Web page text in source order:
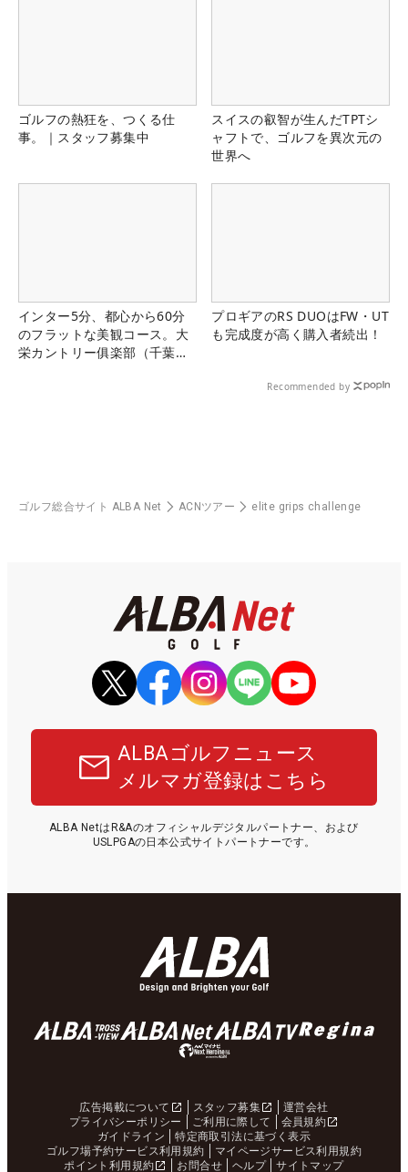
ゴルフの熱狂を、つくる仕
事。｜スタッフ募集中
スイスの叡智が生んだTPTシ
ャフトで、ゴルフを異次元の
世界へ
インター5分、都心から60分
のフラットな美観コース。大
栄カントリー俱楽部（千葉
プロギアのRS DUOはFW・UT
も完成度が高く購入者続出！
Recommended by
ゴルフ総合サイト ALBA Net ACNツアー elite grips challenge
ALBAゴルフニュース
メルマガ登録はこちら
ALBA NetはR&Aのオフィシャルデジタルパートナー、および
USLPGAの日本公式サイトパートナーです。
広告掲載について スタッフ募集
運営会社
プライバシーポリシー
ご利用に際して
会員規約
ガイドライン
特定商取引法に基づく表示
ゴルフ場予約サービス利用規約
マイページサービス利用規約
ポイント利用規約
お問合せ ヘルプ サイトマップ